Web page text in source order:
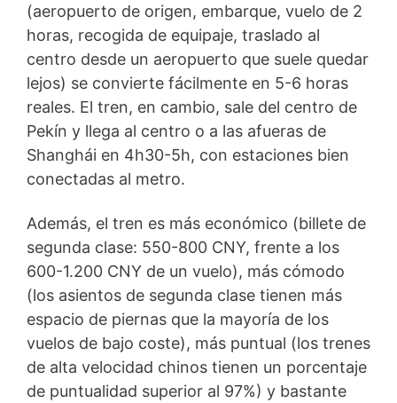
(aeropuerto de origen, embarque, vuelo de 2
horas, recogida de equipaje, traslado al
centro desde un aeropuerto que suele quedar
lejos) se convierte fácilmente en 5-6 horas
reales. El tren, en cambio, sale del centro de
Pekín y llega al centro o a las afueras de
Shanghái en 4h30-5h, con estaciones bien
conectadas al metro.
Además, el tren es más económico (billete de
segunda clase: 550-800 CNY, frente a los
600-1.200 CNY de un vuelo), más cómodo
(los asientos de segunda clase tienen más
espacio de piernas que la mayoría de los
vuelos de bajo coste), más puntual (los trenes
de alta velocidad chinos tienen un porcentaje
de puntualidad superior al 97%) y bastante